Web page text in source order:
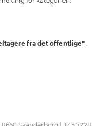
fra det offentlige" ,